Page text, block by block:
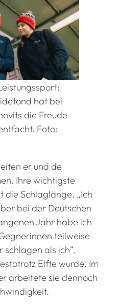
hat bei
die Freude
Foto:
er und de
Ihre wichtigste
die Schlaglänge. „Ich
bei der Deutschen
Jahr habe ich
teilweise
als ich“,
Elfte wurde. Im
arbeitete sie dennoch